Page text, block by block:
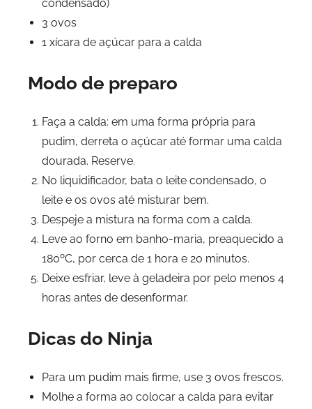
condensado)
3 ovos
1 xícara de açúcar para a calda
Modo de preparo
Faça a calda: em uma forma própria para
pudim, derreta o açúcar até formar uma calda
dourada. Reserve.
No liquidificador, bata o leite condensado, o
leite e os ovos até misturar bem.
Despeje a mistura na forma com a calda.
Leve ao forno em banho-maria, preaquecido a
180ºC, por cerca de 1 hora e 20 minutos.
Deixe esfriar, leve à geladeira por pelo menos 4
horas antes de desenformar.
Dicas do Ninja
Para um pudim mais firme, use 3 ovos frescos.
Molhe a forma ao colocar a calda para evitar